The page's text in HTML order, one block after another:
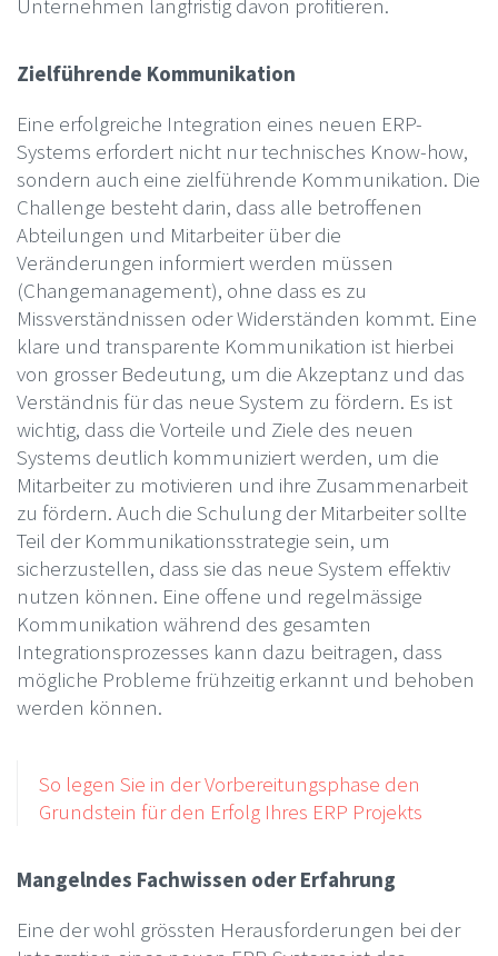
Zielführende Kommunikation
Eine erfolgreiche Integration eines neuen ERP-
Systems erfordert nicht nur technisches Know-how,
sondern auch eine zielführende Kommunikation. Die
Challenge besteht darin, dass alle betroffenen
Abteilungen und Mitarbeiter über die
Veränderungen informiert werden müssen
(Changemanagement), ohne dass es zu
Missverständnissen oder Widerständen kommt. Eine
klare und transparente Kommunikation ist hierbei
von grosser Bedeutung, um die Akzeptanz und das
Verständnis für das neue System zu fördern. Es ist
wichtig, dass die Vorteile und Ziele des neuen
Systems deutlich kommuniziert werden, um die
Mitarbeiter zu motivieren und ihre Zusammenarbeit
zu fördern. Auch die Schulung der Mitarbeiter sollte
Teil der Kommunikationsstrategie sein, um
sicherzustellen, dass sie das neue System effektiv
nutzen können. Eine offene und regelmässige
Kommunikation während des gesamten
Integrationsprozesses kann dazu beitragen, dass
mögliche Probleme frühzeitig erkannt und behoben
werden können.
So legen Sie in der Vorbereitungsphase den
Grundstein für den Erfolg Ihres ERP Projekts
Mangelndes Fachwissen oder Erfahrung
Eine der wohl grössten Herausforderungen bei der